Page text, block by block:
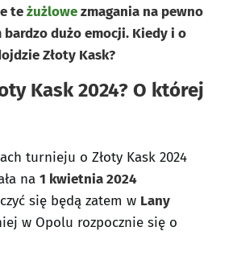
teżużlowezmagania na pewno
dużo emocji. Kiedy i o
Złoty Kask?
Kask 2024? O której
turnieju o Złoty Kask 2024
na 1 kwietnia 2024
się będą zatem w Lany
w Opolu rozpocznie się o